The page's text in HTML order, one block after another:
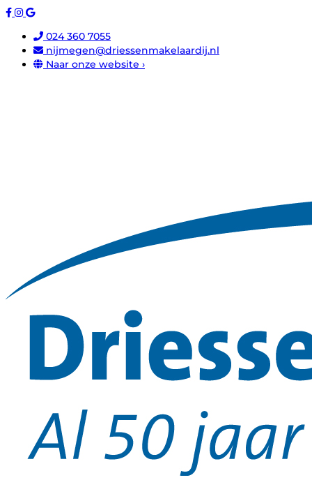
024 360 7055
nijmegen@driessenmakelaardij.nl
Naar onze website ›